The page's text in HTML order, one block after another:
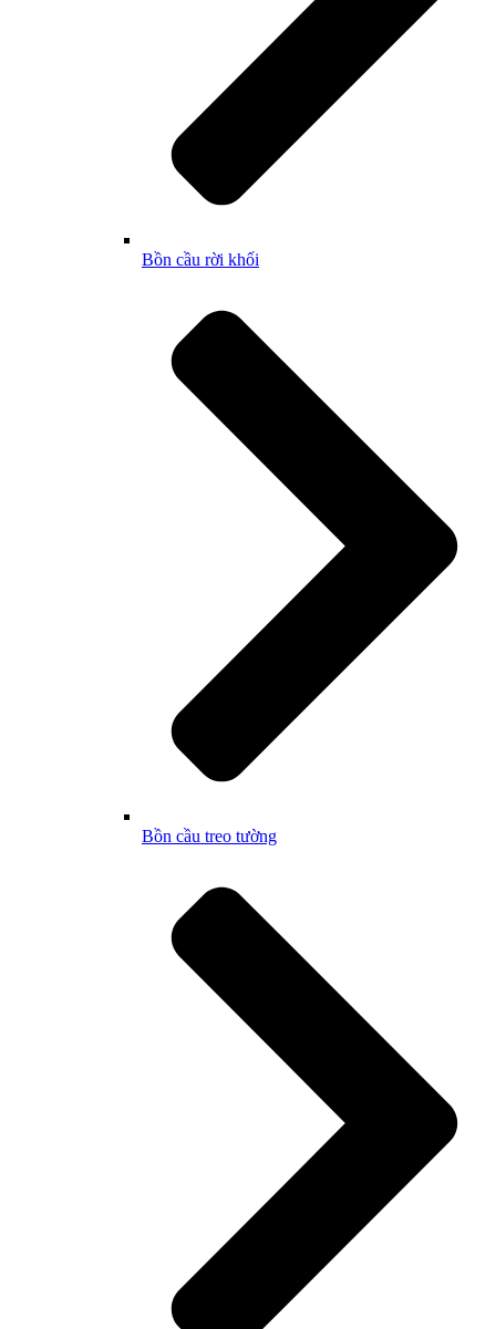
Bồn cầu rời khối
Bồn cầu treo tường